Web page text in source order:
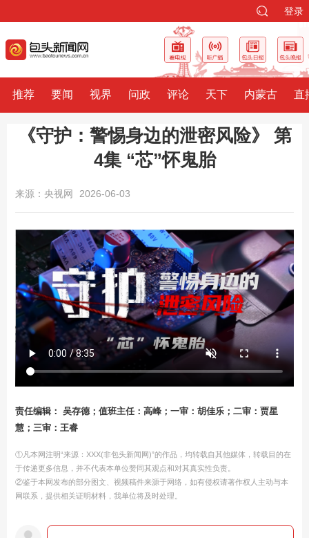
登录
推荐 要闻 视界 问政 评论 天下 内蒙古 直
《守护：警惕身边的泄密风险》 第
4集 “芯”怀鬼胎
来源：央视网 2026-06-03
责任编辑： 吴存德；值班主任：高峰；一审：胡佳乐；二审：贾星
慧；三审：王睿
①凡本网注明“来源：XXX(非包头新闻网)”的作品，均转载自其他媒体，转载目的在
于传递更多信息，并不代表本单位赞同其观点和对其真实性负责。
②鉴于本网发布的部分图文、视频稿件来源于网络，如有侵权请著作权人主动与本
网联系，提供相关证明材料，我单位将及时处理。